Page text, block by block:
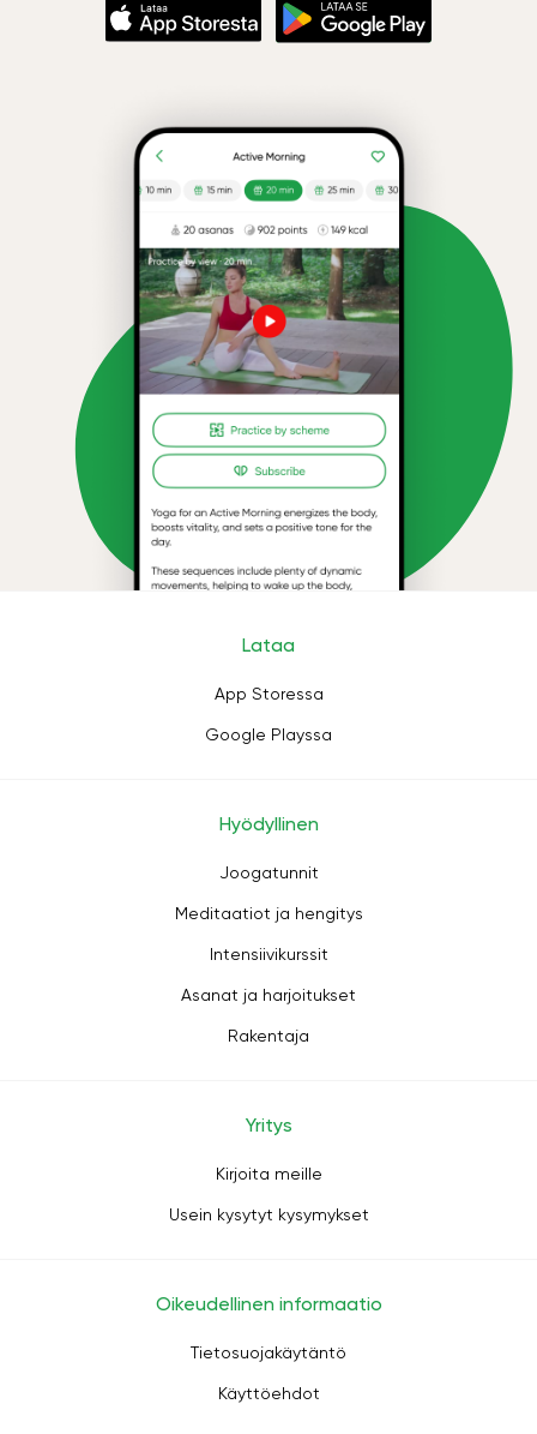
Lataa
App Storessa
Google Playssa
Hyödyllinen
Joogatunnit
Meditaatiot ja hengitys
Intensiivikurssit
Asanat ja harjoitukset
Rakentaja
Yritys
Kirjoita meille
Usein kysytyt kysymykset
Oikeudellinen informaatio
Tietosuojakäytäntö
Käyttöehdot